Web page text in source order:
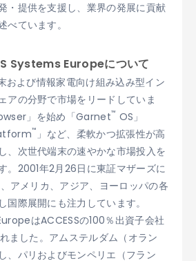
・提供を支援し、業界の発展に貢献
べています。
Systems Europeについて
および情報家電向け組み込み型イン
アの分野で市場をリードしていま
」を始め「Garnet™ OS」
™ 」など、柔軟かつ拡張性が高
、次世代端末の速やかな市場投入を
。2001年2月26日に東証マザーズに
アメリカ、アジア、ヨーロッパの各
国際展開にも注力しています。
はACCESSの100％出資子会社
ました。アムステルダム（オラン
、パリおよびモンペリエ（フラン